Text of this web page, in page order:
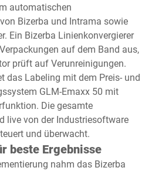
automatischen
Bizerba und Intrama sowie
Ein Bizerba Linienkonvergierer
auf dem Band aus,
prüft auf Verunreinigungen.
das Labeling mit dem Preis- und
GLM-Emaxx 50 mit
Die gesamte
live von der Industriesoftware
und überwacht.
beste Ergebnisse
nahm das Bizerba